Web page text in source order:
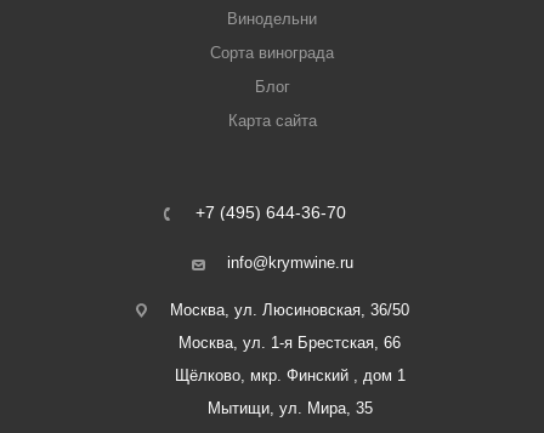
Винодельни
Сорта винограда
Блог
Карта сайта
+7 (495) 644-36-70
info@krymwine.ru
Москва, ул. Люсиновская, 36/50
Москва, ул. 1-я Брестская, 66
Щёлково, мкр. Финский , дом 1
Мытищи, ул. Мира, 35